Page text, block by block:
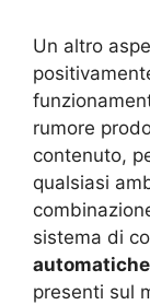
Un altro
rumore
contenuto,
qualsiasi
sistema di
automatiche
presenti sul